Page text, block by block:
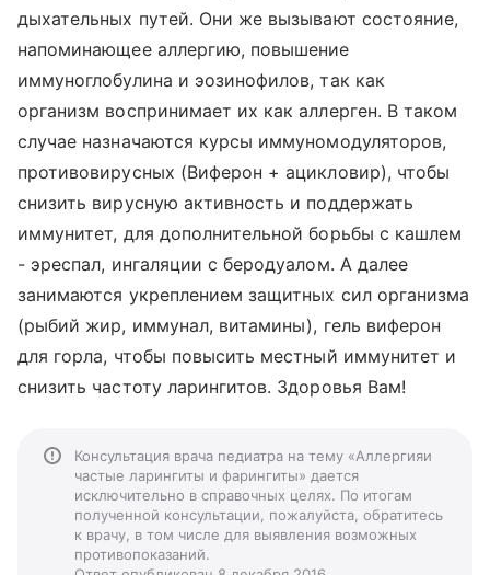
дыхательных путей. Они же вызывают состояние,
напоминающее аллергию, повышение
иммуноглобулина и эозинофилов, так как
организм воспринимает их как аллерген. В таком
случае назначаются курсы иммуномодуляторов,
противовирусных (Виферон + ацикловир), чтобы
снизить вирусную активность и поддержать
иммунитет, для дополнительной борьбы с кашлем
- эреспал, ингаляции с беродуалом. А далее
занимаются укреплением защитных сил организма
(рыбий жир, иммунал, витамины), гель виферон
для горла, чтобы повысить местный иммунитет и
снизить частоту ларингитов. Здоровья Вам!
Консультация врача педиатра на тему «Аллергияи
частые ларингиты и фарингиты» дается
исключительно в справочных целях. По итогам
полученной консультации, пожалуйста, обратитесь
к врачу, в том числе для выявления возможных
противопоказаний.